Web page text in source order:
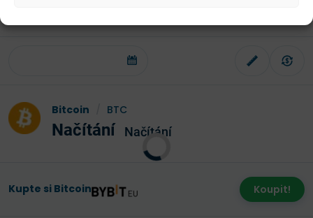
Bitcoin BTC
Načítání Načítání
Kupte si Bitcoin Koupit!